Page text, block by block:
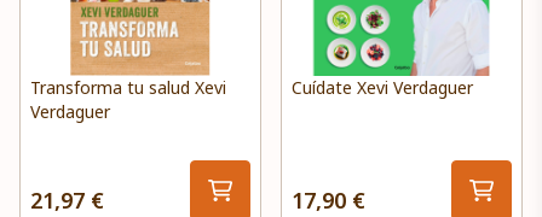
Transforma tu salud Xevi
Verdaguer
21,97 €
Cuídate Xevi Verdaguer
17,90 €